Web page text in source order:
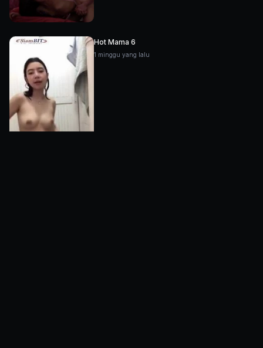
Hot Mama 6
1 minggu yang lalu